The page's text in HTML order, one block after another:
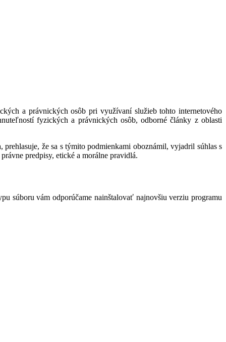
a právnických osôb pri využívaní služieb tohto internetového
fyzických a právnických osôb, odborné články z oblasti
že sa s týmito podmienkami oboznámil, vyjadril súhlas s
predpisy, etické a morálne pravidlá.
súboru vám odporúčame nainštalovať najnovšiu verziu programu